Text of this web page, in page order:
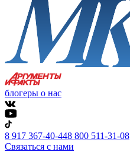
блогеры о нас
8 917 367-40-448 800 511-31-08
Связаться с нами